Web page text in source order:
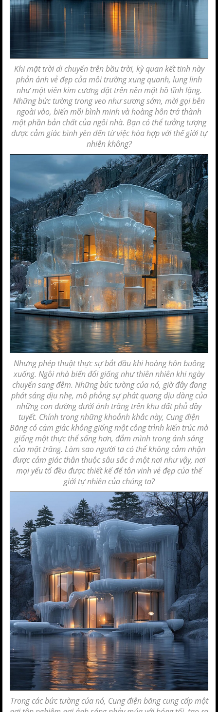
Khi mặt trời di chuyển trên bầu trời, kỳ quan kết tinh này
phản ánh vẻ đẹp của môi trường xung quanh, lung linh
như mộtviên kim cươngđặt trên nền mặt hồ tĩnh lặng.
Những bức tường trong veo như sương sớm, mời gọi bên
ngoài vào, biến mỗi bình minh và hoàng hôn trở thành
một phần bản chất củangôi nhà. Bạn có thể tưởng tượng
được cảm giác bình yên đến từ việc hòa hợp với thế giới tự
nhiên không?
Nhưng phép thuật thực sự bắt đầu khi hoàng hôn buông
xuống. Ngôi nhà biến đổi giống như thiên nhiên khi ngày
chuyển sang đêm. Những bức tường của nó, giờ đây đang
phát sáng dịu nhẹ, mô phỏng sự phát quang dịu dàng của
những con đường dưới ánh trăng trên khu đất phủ đầy
tuyết. Chính trong những khoảnh khắc này, Cung điện
Băng có cảm giác không giống một công trình kiến ​​trúc mà
giống một thực thể sống hơn, đắm mình trong ánh sáng
của mặt trăng. Làm sao người ta có thể không cảm nhận
được cảm giác thân thuộc sâu sắc ở một nơi như vậy, nơi
mọi yếu tố đều được thiết kếđể tôn vinh vẻ đẹp của thế
giới tự nhiên của chúng ta?
Trong các bức tường của nó, Cung điện băng cung cấp một